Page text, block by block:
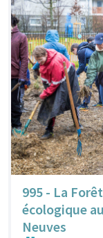
995 - La
écologique
Neuves